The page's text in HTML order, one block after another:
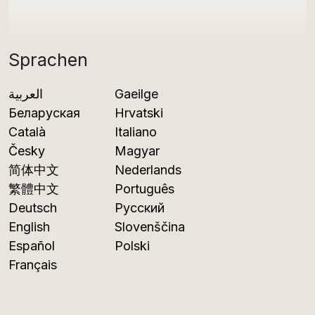
Sprachen
العربية
Беларуская
Català
Česky
简体中文
繁體中文
Deutsch
English
Español
Français
Gaeilge
Hrvatski
Italiano
Magyar
Nederlands
Português
Русский
Slovenščina
Polski